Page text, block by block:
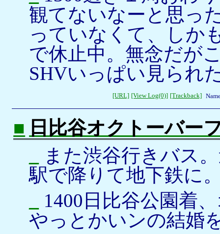
観てないなーと思っ
っていなくて、しか
で休止中。無念だが
SHVいっぱい見られ
[URL] [View Log(0)] [Trackback]
■ 日比谷オクトーバー
また渋谷行きバス
駅で降りて地下鉄に
1400日比谷公園着
やっとかいンの結婚